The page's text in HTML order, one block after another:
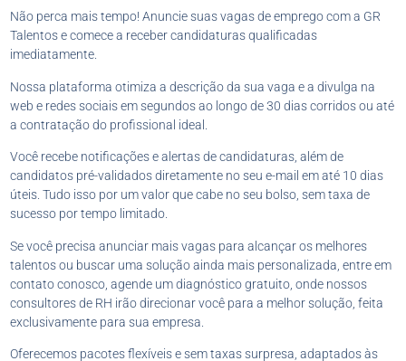
Não perca mais tempo! Anuncie suas vagas de emprego com a GR
Talentos e comece a receber candidaturas qualificadas
imediatamente.
Nossa plataforma otimiza a descrição da sua vaga e a divulga na
web e redes sociais em segundos ao longo de 30 dias corridos ou até
a contratação do profissional ideal.
Você recebe notificações e alertas de candidaturas, além de
candidatos pré-validados diretamente no seu e-mail em até 10 dias
úteis. Tudo isso por um valor que cabe no seu bolso, sem taxa de
sucesso por tempo limitado.
Se você precisa anunciar mais vagas para alcançar os melhores
talentos ou buscar uma solução ainda mais personalizada, entre em
contato conosco, agende um diagnóstico gratuito, onde nossos
consultores de RH irão direcionar você para a melhor solução, feita
exclusivamente para sua empresa.
Oferecemos pacotes flexíveis e sem taxas surpresa, adaptados às